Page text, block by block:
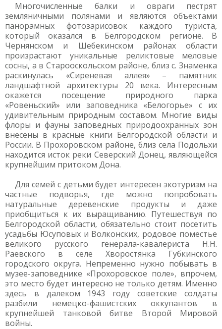
Многочисленные балки и овраги пестрят
земляничными полянами и являются объектами
панорамных фотозарисовок каждого туриста,
который оказался в Белгородском регионе. В
Чернянском и Шебекинском районах области
произрастают уникальные реликтовые меловые
сосны, а в Старооскольском районе, близ с. Знаменка
раскинулась «Сиреневая аллея» – памятник
ландшафтной архитектуры 20 века. Интересным
окажется посещение природного парка
«Ровеньский» или заповедника «Белогорье» с их
удивительным природным составом. Многие виды
флоры и фауны заповедных природоохранных зон
внесены в красные книги Белгородской области и
России. В Прохоровском районе, близ села Подольхи
находится исток реки Северский Донец, являющейся
крупнейшим притоком Дона.
Для семей с детьми будет интересен экотуризм на
частные подворья, где можно попробовать
натуральные деревенские продукты и даже
приобщиться к их выращиванию. Путешествуя по
Белгородской области, обязательно стоит посетить
усадьбы Юсуповых и Волконских, родовое поместье
великого русского генерала-кавалериста Н.Н.
Раевского в селе Хворостянка Губкинского
городского округа. Непременно нужно побывать в
музее-заповеднике «Прохоровское поле», впрочем,
это место будет интересно не только детям. Именно
здесь в далеком 1943 году советские солдаты
разбили немецко-фашистских оккупантов в
крупнейшей танковой битве Второй Мировой
войны.